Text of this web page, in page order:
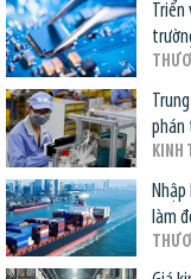
Triển
phán
KINH
làm